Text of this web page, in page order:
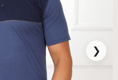
❯